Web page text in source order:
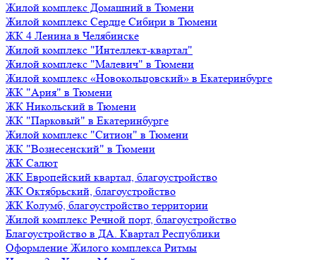
Жилой комплекс Домашний в Тюмени
Жилой комплекс Сердце Сибири в Тюмени
ЖК 4 Ленина в Челябинске
Жилой комплекс "Интеллект-квартал"
Жилой комплекс "Малевич" в Тюмени
Жилой комплекс «Новокольцовский» в Екатеринбурге
ЖК "Ария" в Тюмени
ЖК Никольский в Тюмени
ЖК "Парковый" в Екатеринбурге
Жилой комплекс "Ситион" в Тюмени
ЖК "Вознесенский" в Тюмени
ЖК Салют
ЖК Европейский квартал, благоустройство
ЖК Октябрьский, благоустройство
ЖК Колумб, благоустройство территории
Жилой комплекс Речной порт, благоустройство
Благоустройство в ДА. Квартал Республики
Оформление Жилого комплекса Ритмы